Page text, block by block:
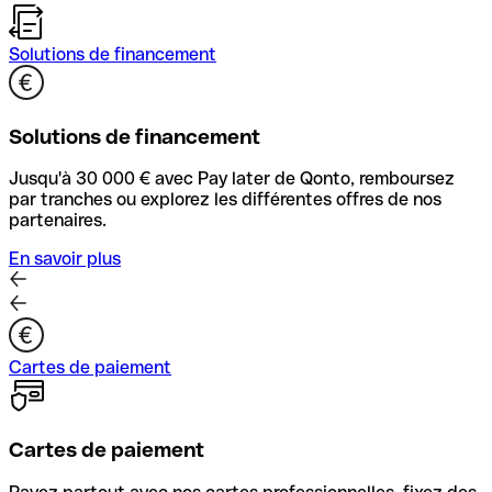
Solutions de financement
Solutions de financement
Jusqu'à 30 000 € avec Pay later de Qonto, remboursez
par tranches ou explorez les différentes offres de nos
partenaires.
En savoir plus
Cartes de paiement
Cartes de paiement